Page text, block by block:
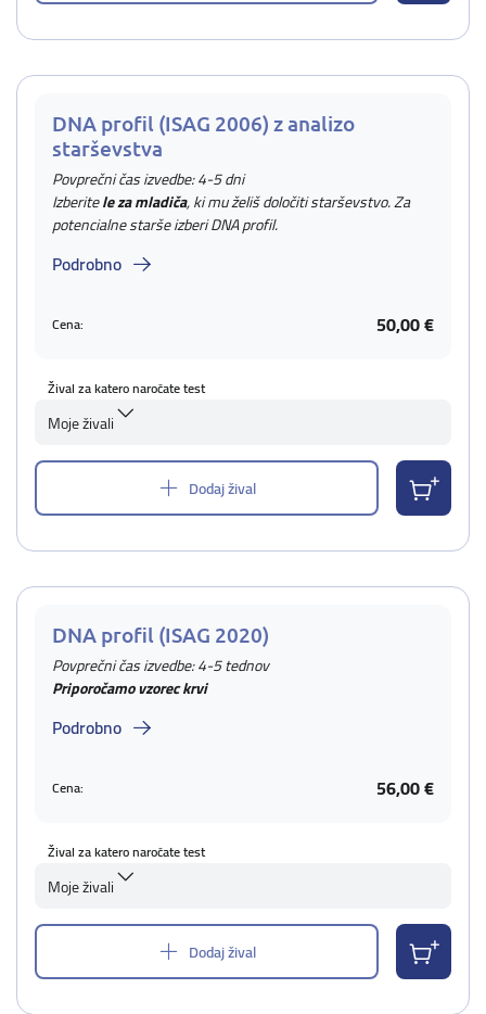
DNA profil (ISAG 2006) z analizo
starševstva
Povprečni čas izvedbe: 4-5 dni
Izberitele za mladiča, ki mu želiš določiti starševstvo. Za
potencialne starše izberi DNA profil.
Podrobno
Cena: 50,00 €
Žival za katero naročate test
Moje živali
Dodaj žival
DNA profil (ISAG 2020)
Povprečni čas izvedbe: 4-5 tednov
Priporočamo vzorec krvi
Podrobno
Cena: 56,00 €
Žival za katero naročate test
Moje živali
Dodaj žival